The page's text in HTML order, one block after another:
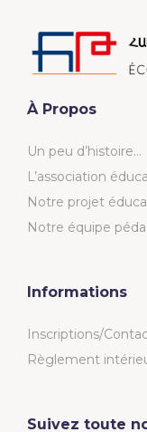
À Propos
Un peu d’histoire…
L’association
Notre projet
Notre équipe
Informations
Inscriptions/
Règlement
Suivez toute